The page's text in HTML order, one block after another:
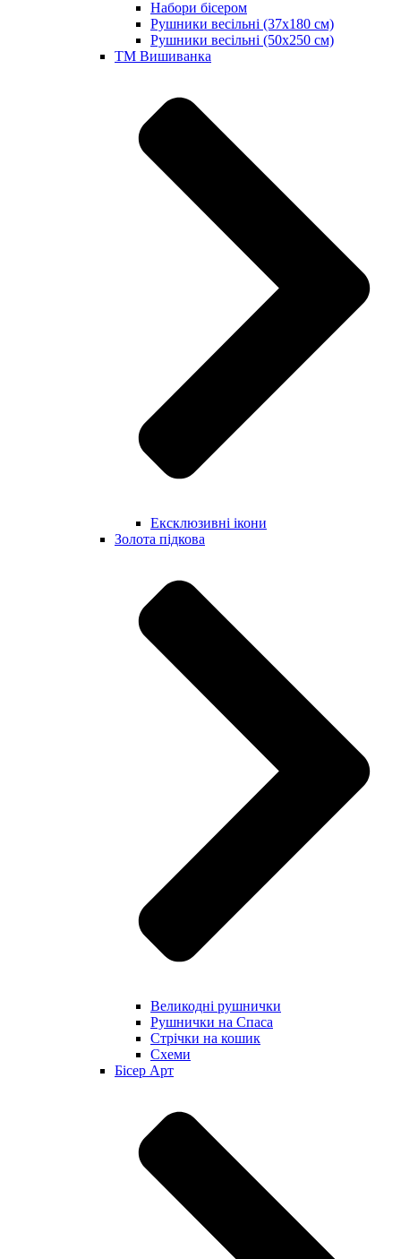
Набори бісером
Рушники весільні (37х180 см)
Рушники весільні (50х250 см)
ТМ Вишиванка
Ексклюзивні ікони
Золота підкова
Великодні рушнички
Рушнички на Спаса
Стрічки на кошик
Схеми
Бісер Арт